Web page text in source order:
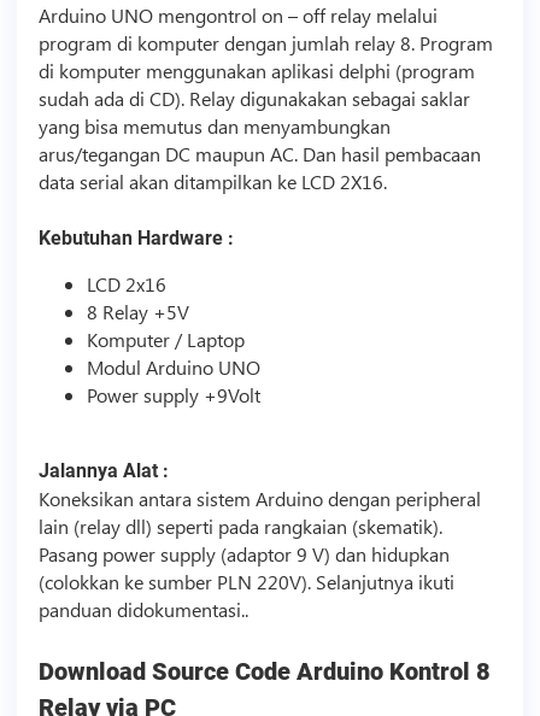
Arduino UNO mengontrol on – off relay melalui
program di komputer dengan jumlah relay 8. Program
di komputer menggunakan aplikasi delphi (program
sudah ada di CD). Relay digunakakan sebagai saklar
yang bisa memutus dan menyambungkan
arus/tegangan DC maupun AC. Dan hasil pembacaan
data serial akan ditampilkan ke LCD 2X16.
Kebutuhan Hardware :
LCD 2x16
8 Relay +5V
Komputer / Laptop
Modul Arduino UNO
Power supply +9Volt
Jalannya Alat :
Koneksikan antara sistem Arduino dengan peripheral
lain (relay dll) seperti pada rangkaian (skematik).
Pasang power supply (adaptor 9 V) dan hidupkan
(colokkan ke sumber PLN 220V). Selanjutnya ikuti
panduan didokumentasi..
Download Source CodeArduino Kontrol 8
Relay via PC